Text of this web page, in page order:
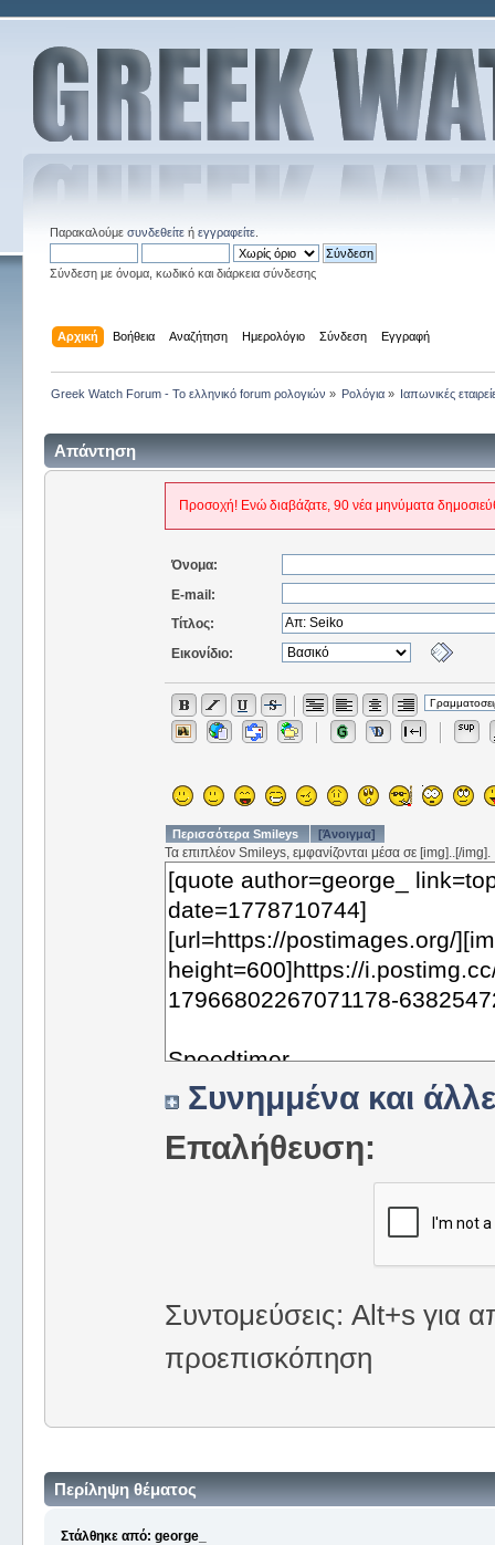
Παρακαλούμε συνδεθείτεή εγγραφείτε.
Σύνδεση με όνομα, κωδικό και διάρκεια σύνδεσης
Αρχική Βοήθεια Αναζήτηση Ημερολόγιο Σύνδεση Εγγραφή
Greek Watch Forum - Το ελληνικό forum ρολογιών » Ρολόγια » Ιαπωνικές
Απάντηση
Προσοχή! Ενώ διαβάζατε, 90 νέα μηνύματα
Όνομα:
E-mail:
Τίτλος:
Εικονίδιο:
Περισσότερα Smileys [Άνοιγμα]
Τα επιπλέον Smileys, εμφανίζονται μέσα σε [img]..[/img].
Συνημμένα και
Επαλήθευση:
Συντομεύσεις: Alt+s για
προεπισκόπηση
Περίληψη θέματος
Στάλθηκε από: george_